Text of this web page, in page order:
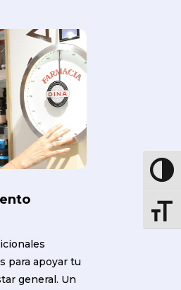
para apoyar tu
general. Un